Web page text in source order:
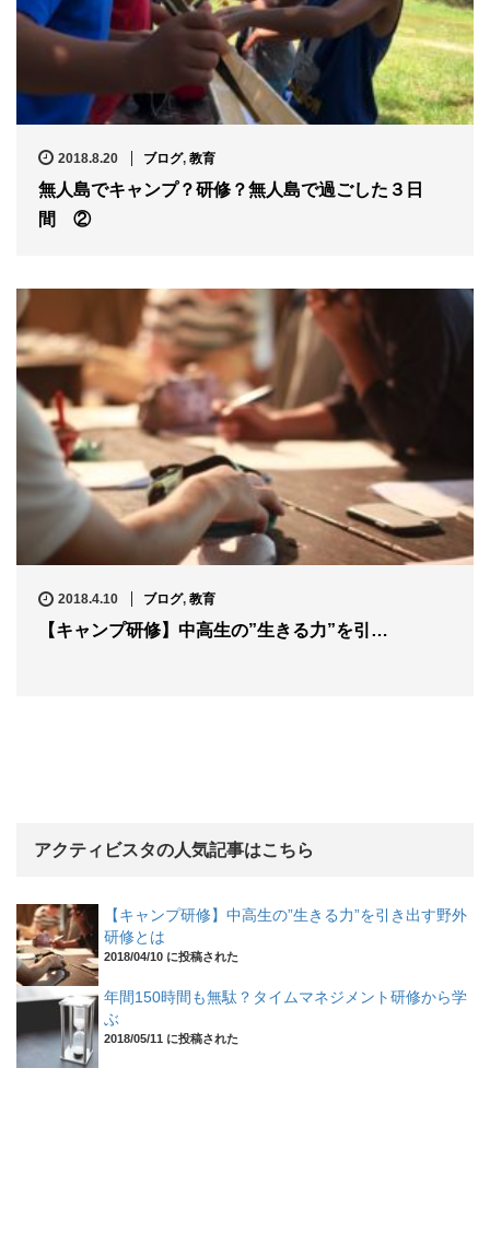
2018.8.20 ブログ, 教育
無人島でキャンプ？研修？無人島で過ごした３日
間 ②
2018.4.10 ブログ, 教育
【キャンプ研修】中高生の”生きる力”を引…
アクティビスタの人気記事はこちら
【キャンプ研修】中高生の”生きる力”を引き出す野外
研修とは
2018/04/10 に投稿された
年間150時間も無駄？タイムマネジメント研修から学
ぶ
2018/05/11 に投稿された